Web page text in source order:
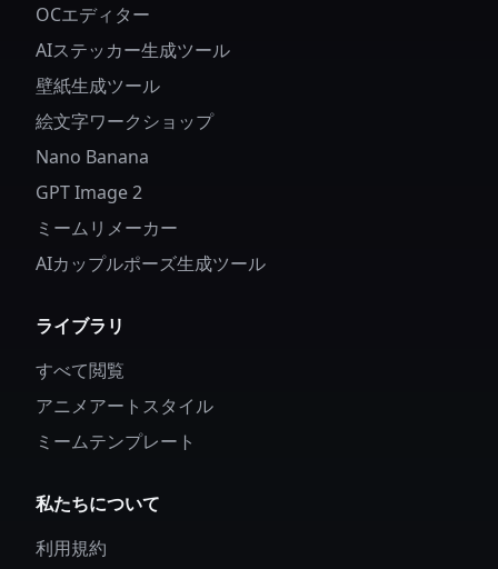
OCエディター
AIステッカー生成ツール
壁紙生成ツール
絵文字ワークショップ
Nano Banana
GPT Image 2
ミームリメーカー
AIカップルポーズ生成ツール
ライブラリ
すべて閲覧
アニメアートスタイル
ミームテンプレート
私たちについて
利用規約